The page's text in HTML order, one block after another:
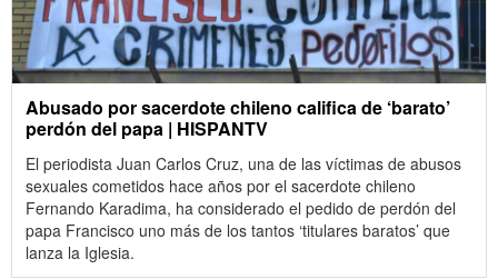
Abusado por sacerdote chileno califica de ‘barato’
perdón del papa | HISPANTV
El periodista Juan Carlos Cruz, una de las víctimas de abusos
sexuales cometidos hace años por el sacerdote chileno
Fernando Karadima, ha considerado el pedido de perdón del
papa Francisco uno más de los tantos ‘titulares baratos’ que
lanza la Iglesia.